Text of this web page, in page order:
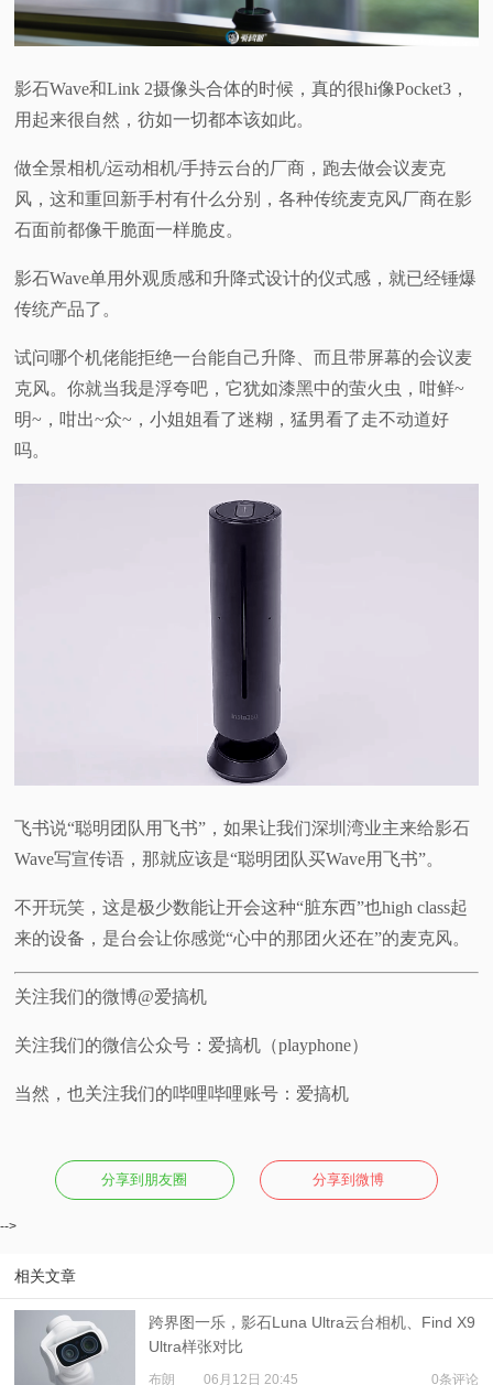
影石Wave和Link 2摄像头合体的时候，真的很hi像Pocket3，
用起来很自然，彷如一切都本该如此。
做全景相机/运动相机/手持云台的厂商，跑去做会议麦克
风，这和重回新手村有什么分别，各种传统麦克风厂商在影
石面前都像干脆面一样脆皮。
影石Wave单用外观质感和升降式设计的仪式感，就已经锤爆
传统产品了。
试问哪个机佬能拒绝一台能自己升降、而且带屏幕的会议麦
克风。你就当我是浮夸吧，它犹如漆黑中的萤火虫，咁鲜~
明~，咁出~众~，小姐姐看了迷糊，猛男看了走不动道好
吗。
飞书说“聪明团队用飞书”，如果让我们深圳湾业主来给影石
Wave写宣传语，那就应该是“聪明团队买Wave用飞书”。
不开玩笑，这是极少数能让开会这种“脏东西”也high class起
来的设备，是台会让你感觉“心中的那团火还在”的麦克风。
关注我们的微博@爱搞机
关注我们的微信公众号：爱搞机（playphone）
当然，也关注我们的哔哩哔哩账号：爱搞机
分享到朋友圈 分享到微博
-->
相关文章
跨界图一乐，影石Luna Ultra云台相机、Find X9
Ultra样张对比
布朗 06月12日 20:45 0条评论